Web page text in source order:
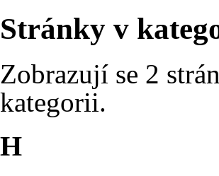
Stránky v
Zobrazují se 2
kategorii.
H